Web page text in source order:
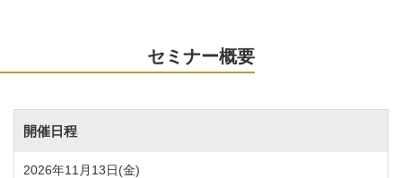
セミナー概要
開催日程
2026年11月13日(金)